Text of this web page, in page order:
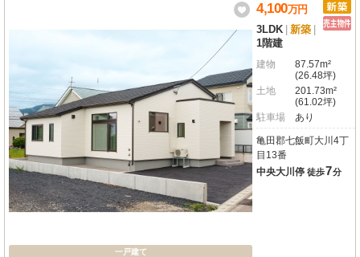
一戸建て
4,100万円
3LDK 新築
1階建
建物
87.57m²
(26.48坪)
土地
201.73m²
(61.02坪)
駐車場
あり
亀田郡七飯町大川4丁
目13番
中央大川停 徒歩7分